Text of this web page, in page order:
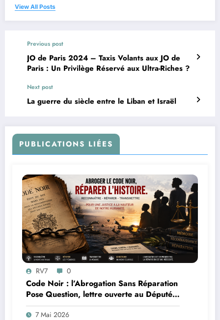
View All Posts
Previous post
JO de Paris 2024 – Taxis Volants aux JO de
Paris : Un Privilège Réservé aux Ultra-Riches ?
Next post
La guerre du siècle entre le Liban et Israël
PUBLICATIONS LIÉES
RV7 0
Code Noir : l’Abrogation Sans Réparation
Pose Question, lettre ouverte au Député
Max Mathiasin
7 Mai 2026